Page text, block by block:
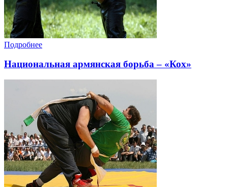
Подробнее
Национальная армянская борьба – «Кох»